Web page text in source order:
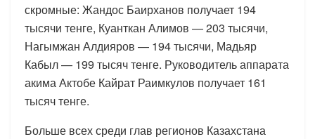
скромные: Жандос Баирханов получает 194
тысячи тенге, Куанткан Алимов — 203 тысячи,
Нагымжан Алдияров — 194 тысячи, Мадьяр
Кабыл — 199 тысяч тенге. Руководитель аппарата
акима Актобе Кайрат Раимкулов получает 161
тысяч тенге.
Больше всех среди глав регионов Казахстана